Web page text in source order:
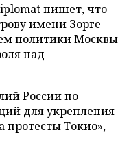
пишет, что
имени Зорге
политики Москвы
над
России по
для укрепления
протесты Токио», –